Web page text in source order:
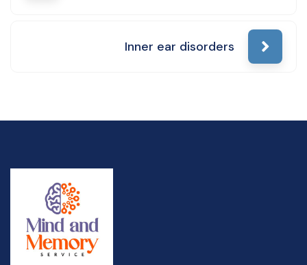
Inner ear disorders